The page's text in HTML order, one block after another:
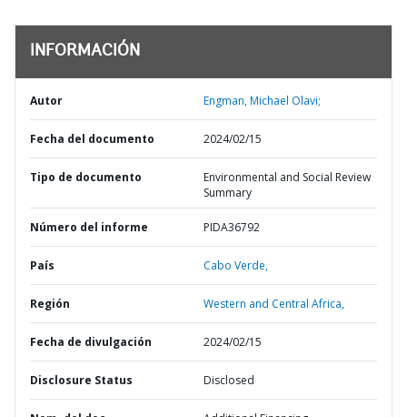
INFORMACIÓN
Autor Engman, Michael Olavi;
Fecha del documento 2024/02/15
Tipo de documento
Environmental and Social Review
Summary
Número del informe PIDA36792
País Cabo Verde,
Región Western and Central Africa,
Fecha de divulgación 2024/02/15
Disclosure Status Disclosed